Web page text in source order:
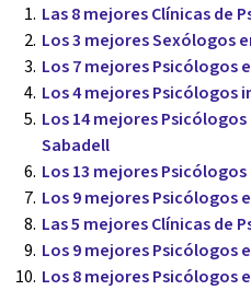
Las 8 mejores Clínicas de
Los 3 mejores Sexólogos
Los 7 mejores Psicólogos
Los 4 mejores Psicólogos
Los 14 mejores
Sabadell
Los 13 mejores Psicólogos
Los 9 mejores Psicólogos
Las 5 mejores Clínicas de
Los 9 mejores Psicólogos
Los 8 mejores Psicólogos